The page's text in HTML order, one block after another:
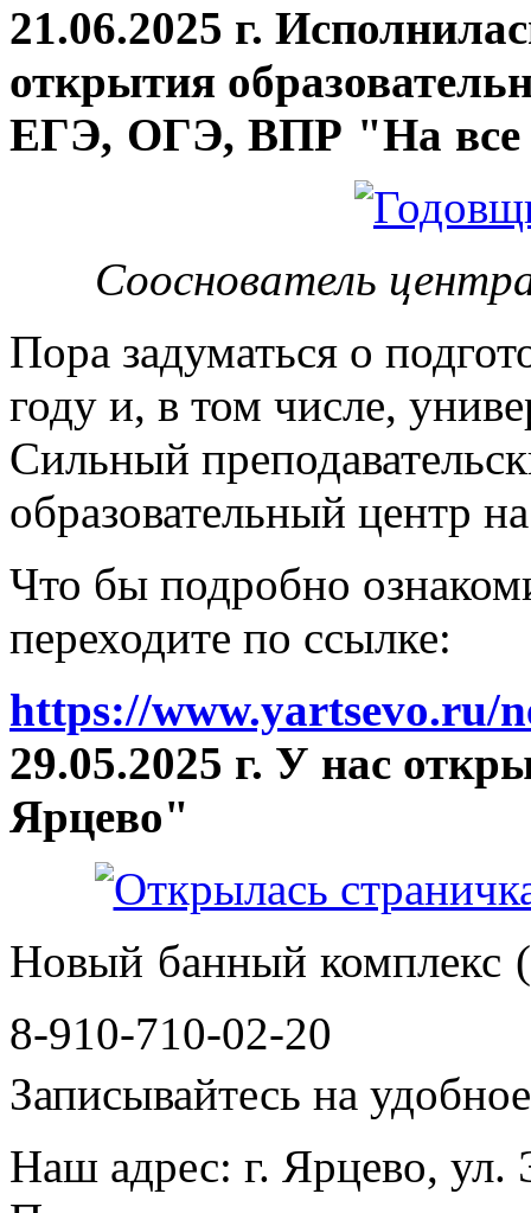
21.06.2025 г.
открытия
ЕГЭ, ОГЭ, ВПР "На все
Сооснователь
Пора задуматься о
году и, в том числе,
Сильный
образовательный центр
Что бы подробно
переходите по ссылке:
https://www.yartsevo.ru/
29.05.2025 г. У нас
Ярцево"
Новый банный комплекс
8-910-710-02-20
Записывайтесь на
Наш адрес: г. Ярцево, ул.